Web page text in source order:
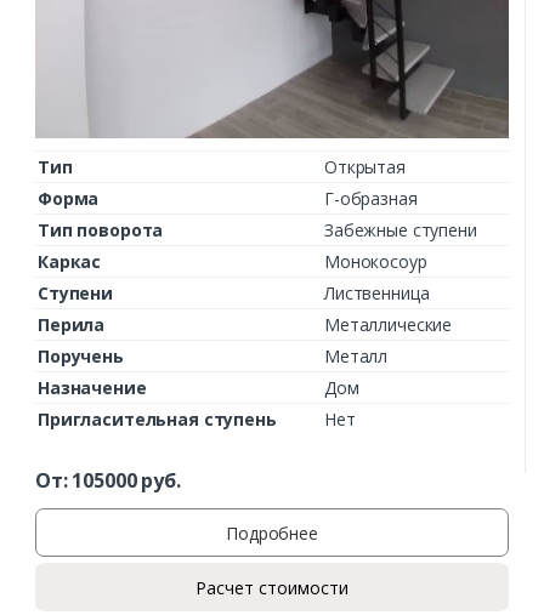
Тип
Открытая
Форма
Г-образная
Тип поворота
Забежные ступени
Каркас
Монокосоур
Ступени
Лиственница
Перила
Металлические
Поручень
Металл
Назначение
Дом
Пригласительная ступень
Нет
От:105000руб.
Подробнее
Расчет стоимости